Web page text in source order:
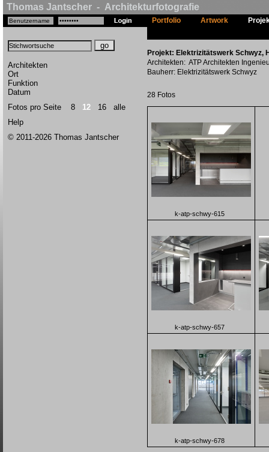
Thomas Jantscher - Architekturfotografie
Architekten
Ort
Funktion
Datum
Fotos pro Seite 8 12 16
alle
Help
© 2011-2026 Thomas Jantscher
Portfolio Artwork
Projekt: Elektrizitätswerk Schwyz,
Architekten: ATP Architekten
Bauherr: Elektrizitätswerk Schwyz
28 Fotos
k-atp-schwy-615
k-atp-schwy-657
k-atp-schwy-678